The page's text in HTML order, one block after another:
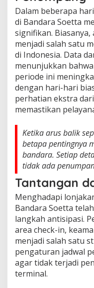
Dalam beberapa
di Bandara Soetta
signifikan.
menjadi salah satu
di Indonesia. Data
menunjukkan
periode ini
dengan hari-hari
perhatian ekstra
memastikan
Ketika arus balik
betapa pentingnya
bandara. Setiap
tidak ada
Tantangan
Menghadapi
Bandara Soetta
langkah antisipasi.
area check-in,
menjadi salah satu
pengaturan jadwal
agar tidak terjadi
terminal.